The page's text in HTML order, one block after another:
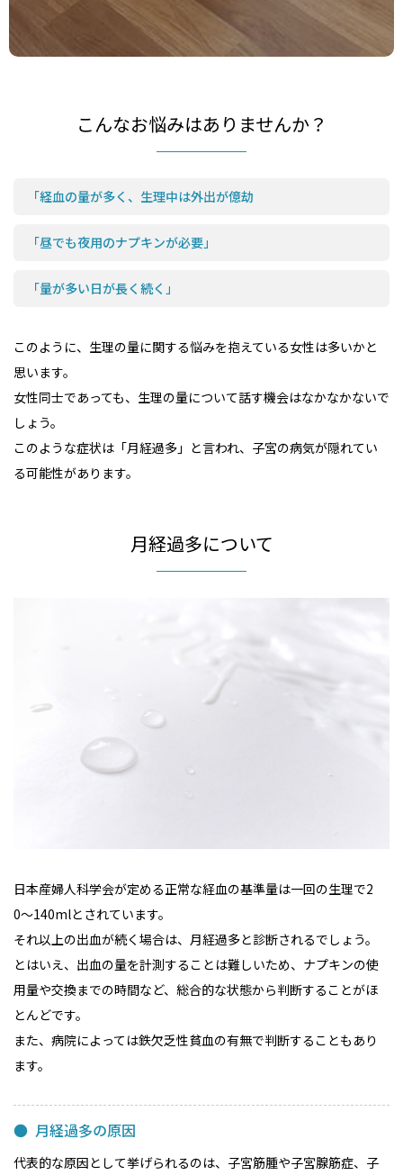
こんなお悩みはありませんか？
「経血の量が多く、生理中は外出が億劫
「昼でも夜用のナプキンが必要」
「量が多い日が長く続く」
このように、生理の量に関する悩みを抱えている女性は多いかと
思います。
女性同士であっても、生理の量について話す機会はなかなかないで
しょう。
このような症状は「月経過多」と言われ、子宮の病気が隠れてい
る可能性があります。
月経過多について
日本産婦人科学会が定める正常な経血の基準量は一回の生理で2
0〜140mlとされています。
それ以上の出血が続く場合は、月経過多と診断されるでしょう。
とはいえ、出血の量を計測することは難しいため、ナプキンの使
用量や交換までの時間など、総合的な状態から判断することがほ
とんどです。
また、病院によっては鉄欠乏性貧血の有無で判断することもあり
ます。
月経過多の原因
代表的な原因として挙げられるのは、子宮筋腫や子宮腺筋症、子